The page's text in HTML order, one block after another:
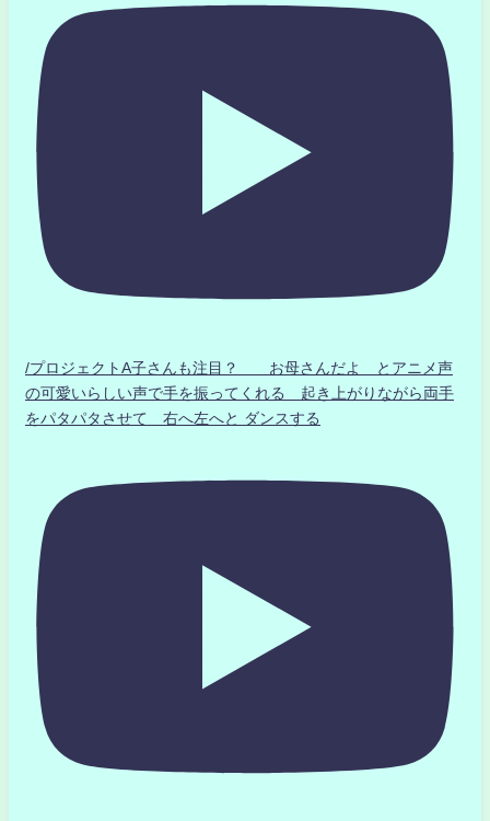
/プロジェクトA子さんも注目？ お母さんだよ とアニメ声
の可愛いらしい声で手を振ってくれる 起き上がりながら両手
をパタパタさせて 右へ左へと ダンスする